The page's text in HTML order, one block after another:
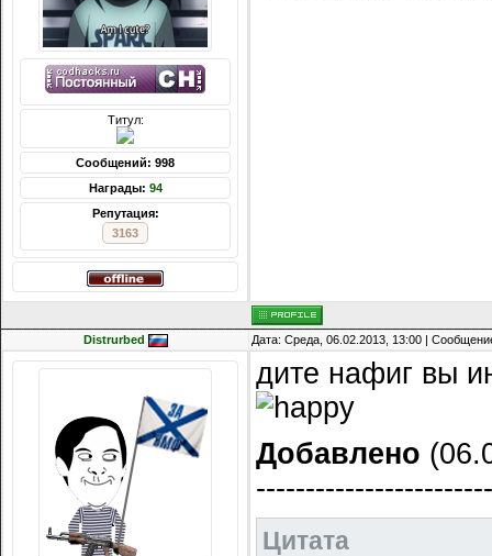
Титул:
Сообщений: 998
Награды: 94
Репутация:
3163
Distrurbed Дата: Среда, 06.02.2013, 13:00 |
дите нафиг вы
Добавлено
Цитата